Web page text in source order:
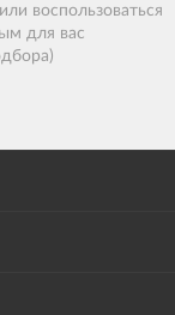
воспользоваться
для вас